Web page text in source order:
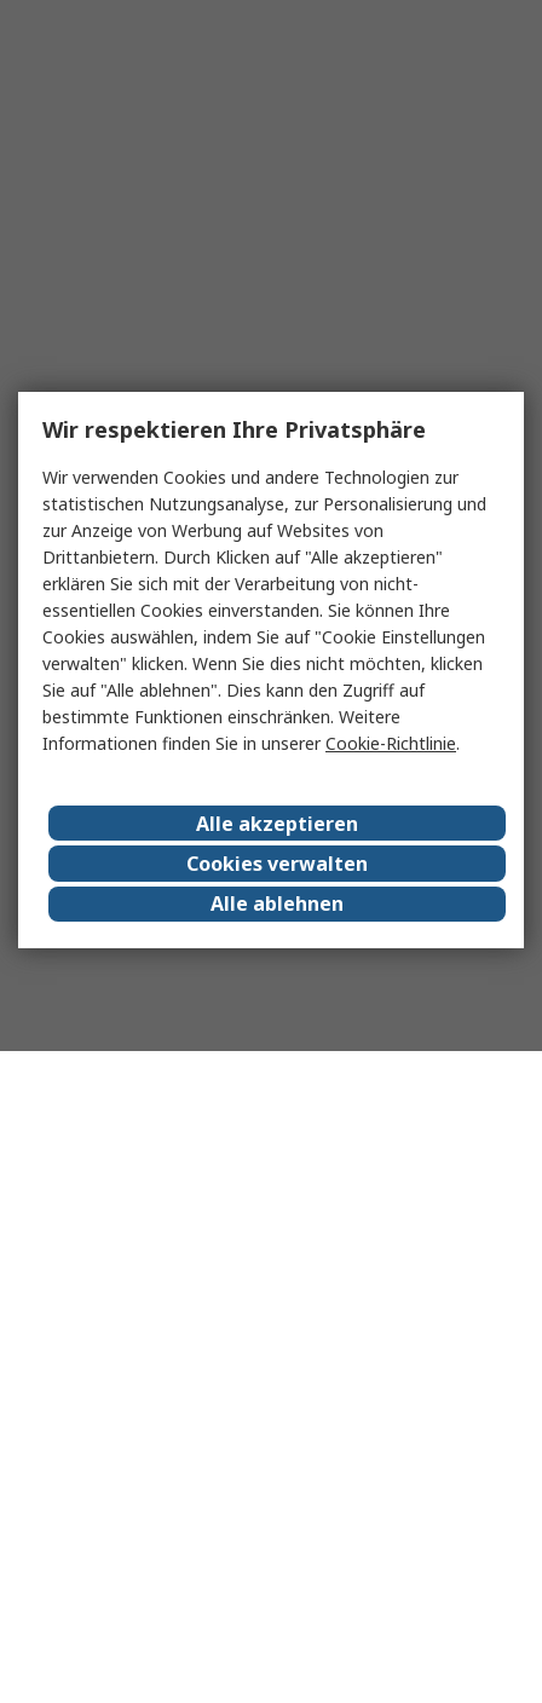
Wir respektieren Ihre Privatsphäre
Wir verwenden Cookies und andere Technologien zur
statistischen Nutzungsanalyse, zur Personalisierung und
zur Anzeige von Werbung auf Websites von
Drittanbietern. Durch Klicken auf "Alle akzeptieren"
erklären Sie sich mit der Verarbeitung von nicht-
essentiellen Cookies einverstanden. Sie können Ihre
Cookies auswählen, indem Sie auf "Cookie Einstellungen
verwalten" klicken. Wenn Sie dies nicht möchten, klicken
Sie auf "Alle ablehnen". Dies kann den Zugriff auf
bestimmte Funktionen einschränken. Weitere
Informationen finden Sie in unsererCookie-Richtlinie.
Alle akzeptieren
Cookies verwalten
Alle ablehnen